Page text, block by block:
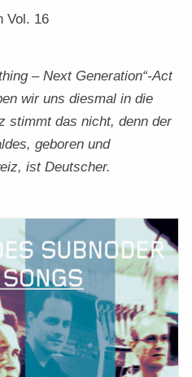
Vol. 16
– Next Generation“-Act
wir uns diesmal in die
stimmt das nicht, denn der
geboren und
ist Deutscher.